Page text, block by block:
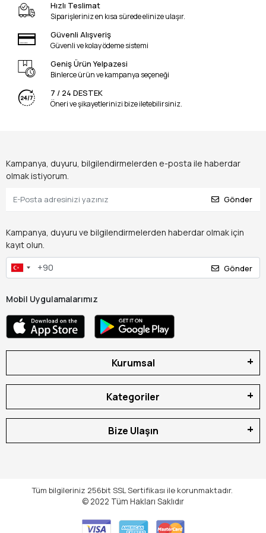
Hızlı Teslimat
Siparişleriniz en kısa sürede elinize ulaşır.
Güvenli Alışveriş
Güvenli ve kolay ödeme sistemi
Geniş Ürün Yelpazesi
Binlerce ürün ve kampanya seçeneği
7 / 24 DESTEK
Öneri ve şikayetlerinizi bize iletebilirsiniz.
Kampanya, duyuru, bilgilendirmelerden e-posta ile haberdar
olmak istiyorum.
Gönder
Kampanya, duyuru ve bilgilendirmelerden haberdar olmak için
kayıt olun.
Gönder
Mobil Uygulamalarımız
Kurumsal
Kategoriler
Bize Ulaşın
Tüm bilgileriniz 256bit SSL Sertifikası ile korunmaktadır.
© 2022 Tüm Hakları Saklıdır